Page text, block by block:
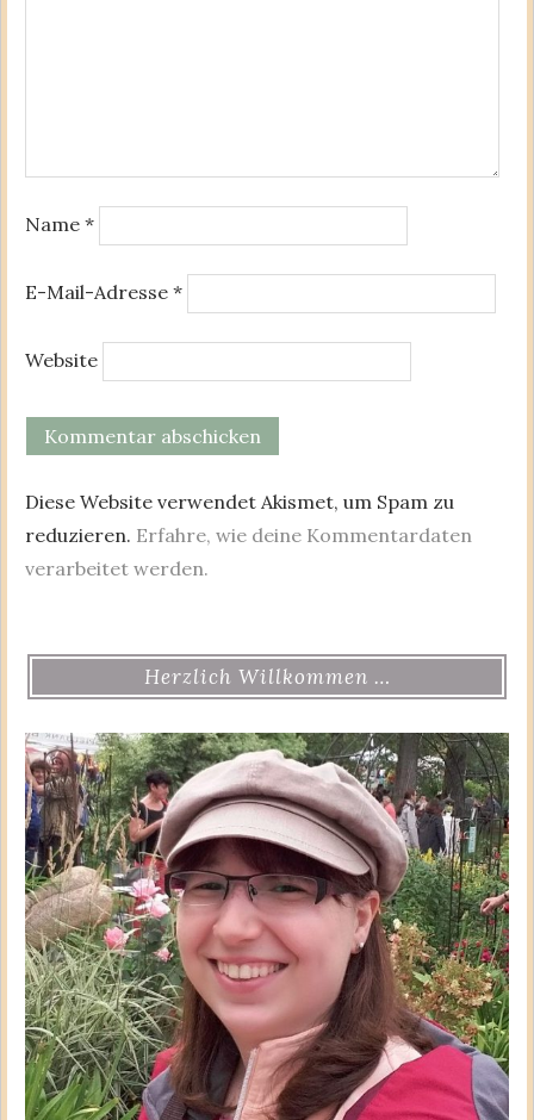
Name *
E-Mail-Adresse *
Website
Diese Website verwendet Akismet, um Spam zu
reduzieren. Erfahre, wie deine Kommentardaten
verarbeitet werden.
Herzlich Willkommen …